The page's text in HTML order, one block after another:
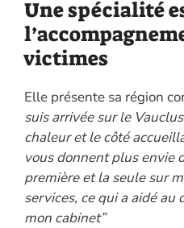
Une spécialité
victimes
Elle présente sa région
suis arrivée sur le
chaleur et le côté
vous donnent plus envie
première et la seule sur
services, ce qui a aidé
mon cabinet”